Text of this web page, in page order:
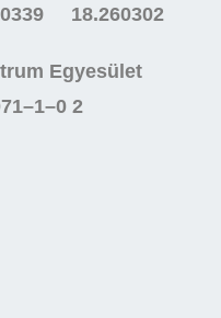
18.260302
Egyesület
2